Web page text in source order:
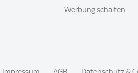
Werbung schalten